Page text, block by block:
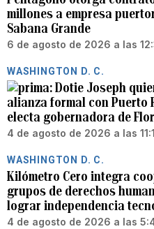
millones a empresa
Sabana Grande
6 de agosto de 2026 a las
WASHINGTON D. C.
Dotie Joseph
alianza formal con Puerto
electa gobernadora de
4 de agosto de 2026 a las
WASHINGTON D. C.
Kilómetro Cero integra
grupos de derechos
lograr independencia
4 de agosto de 2026 a las